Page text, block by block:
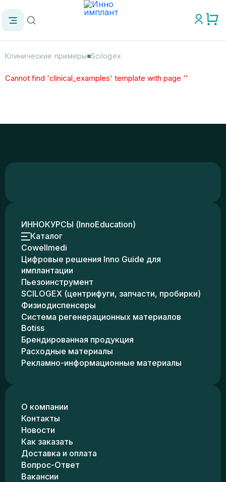
Клинические примеры Scilogex
Cannot find 'clinical_examples' template with page ''
ИННОКУРСЫ (InnoEducation)
Каталог
Cowellmedi
Цифровые решения Inno Guide для
имплантации
Пьезоинструмент
SCILOGEX (центрифуги, запчасти, пробирки)
Физиодиспенсеры
Система регенерационных материалов
Botiss
Брендированная продукция
Расходные материалы
Рекламно-информационные материалы
О компании
Контакты
Новости
Как заказать
Доставка и оплата
Вопрос-Ответ
Вакансии